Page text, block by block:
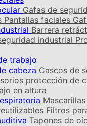
Gafas de
Pantallas faciales
Barrera
industrial
trabajo
cabeza Cascos de
protección de
en altura
Filtros
Tapones de